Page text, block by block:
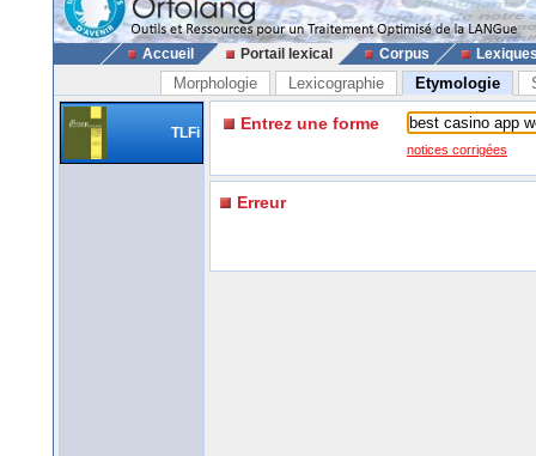
Accueil Portail lexical Corpus
Morphologie Lexicographie Etymologie
TLFi Entrez une forme
notices corrigées
Erreur